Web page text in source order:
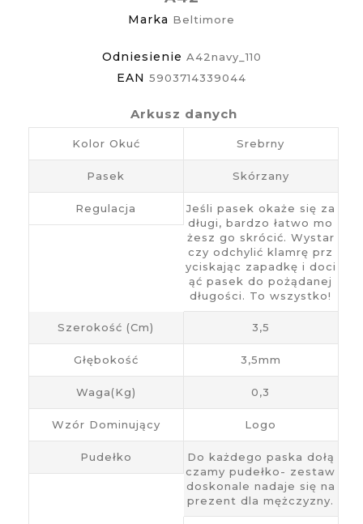
Marka Beltimore
Odniesienie A42navy_110
EAN 5903714339044
Arkusz danych
Kolor Okuć Srebrny
Pasek Skórzany
Regulacja
Jeśli pasek okaże się za
długi, bardzo łatwo mo
żesz go skrócić. Wystar
czy odchylić klamrę prz
yciskając zapadkę i doci
ąć pasek do pożądanej
długości. To wszystko!
Szerokość (cm) 3,5
Głębokość 3,5mm
Waga(kg) 0,3
Wzór Dominujący Logo
Pudełko
Do każdego paska dołą
czamy pudełko- zestaw
doskonale nadaje się na
prezent dla mężczyzny.